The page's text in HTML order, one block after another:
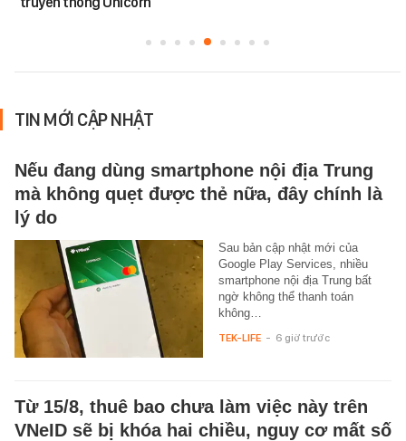
TIN MỚI CẬP NHẬT
Nếu đang dùng smartphone nội địa Trung
mà không quẹt được thẻ nữa, đây chính là
lý do
Sau bản cập nhật mới của
Google Play Services, nhiều
smartphone nội địa Trung bất
ngờ không thể thanh toán
không…
TEK-LIFE - 6 giờ trước
Từ 15/8, thuê bao chưa làm việc này trên
VNeID sẽ bị khóa hai chiều, nguy cơ mất số